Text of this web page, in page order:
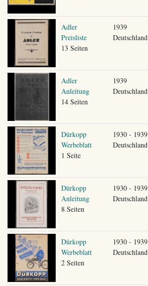
Adler
Preisliste
13 Seiten
1939
Deutschland
Adler
Anleitung
14 Seiten
1939
Deutschland
Dürkopp
Werbeblatt
1 Seite
1930 - 1939
Deutschland
Dürkopp
Anleitung
8 Seiten
1930 - 1939
Deutschland
Dürkopp
Werbeblatt
2 Seiten
1930 - 1939
Deutschland